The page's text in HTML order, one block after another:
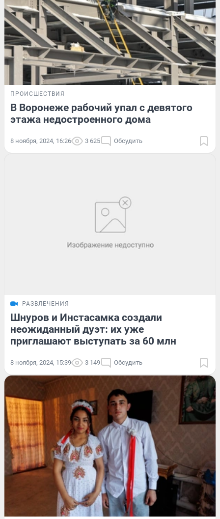
ПРОИСШЕСТВИЯ
В Воронеже рабочий упал с девятого
этажа недостроенного дома
8 ноября, 2024, 16:26 3 625 Обсудить
РАЗВЛЕЧЕНИЯ
Шнуров и Инстасамка создали
неожиданный дуэт: их уже
приглашают выступать за 60 млн
8 ноября, 2024, 15:39 3 149 Обсудить